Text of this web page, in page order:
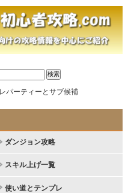
パーティーとサブ候補
ダンジョン攻略
スキル上げ一覧
使い道とテンプレ